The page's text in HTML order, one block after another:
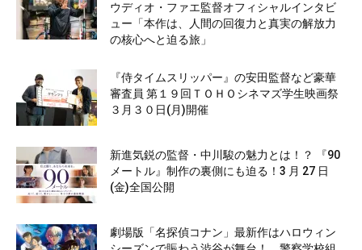
ウディオ・ファエ監督オフィシャルインタビ
ュー「本作は、人間の回復力と真実の解放力
の核心へと迫る旅」
『侍タイムスリッパー』の安田監督など豪華
審査員 第１９回ＴＯＨＯシネマズ学生映画祭
３月３０日(月)開催
新進気鋭の監督・中川駿の魅力とは！？ 『90
メートル』制作の裏側にも迫る！3 月 27 日
(金)全国公開
劇場版「名探偵コナン」最新作はハロウィン